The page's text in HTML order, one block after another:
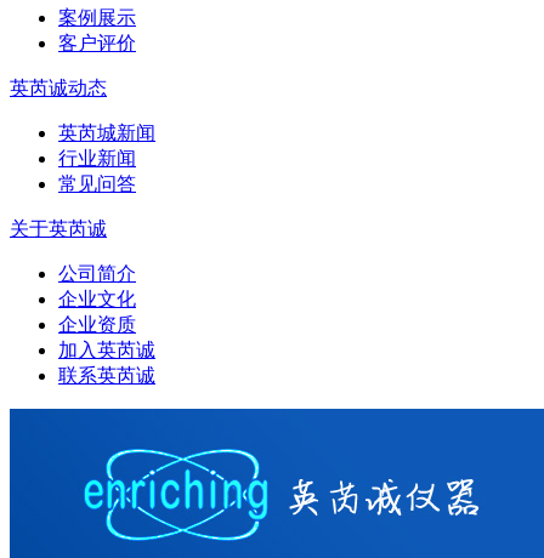
案例展示
客户评价
英芮诚动态
英芮城新闻
行业新闻
常见问答
关于英芮诚
公司简介
企业文化
企业资质
加入英芮诚
联系英芮诚